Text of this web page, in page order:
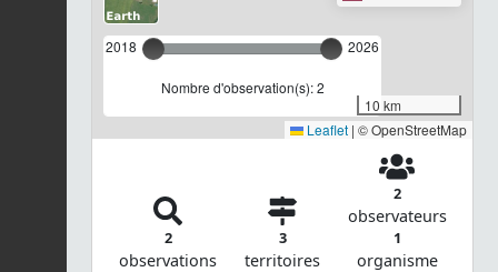
2018 2026
Nombre d'observation(s): 2
10 km
Leaflet | © OpenStreetMap
2
observations
3
territoires
2
observateurs
1
organisme